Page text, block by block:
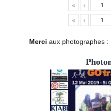
« ‹
«
‹
Merci aux photographes :